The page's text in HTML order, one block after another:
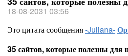
18-08-2031 03:56
Это цитата сообщения-Juliana-
35 сайтов, которые полезны для